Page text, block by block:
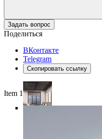
Задать вопрос
Поделиться
ВКонтакте
Telegram
Скопировать ссылку
Item 1 of 4